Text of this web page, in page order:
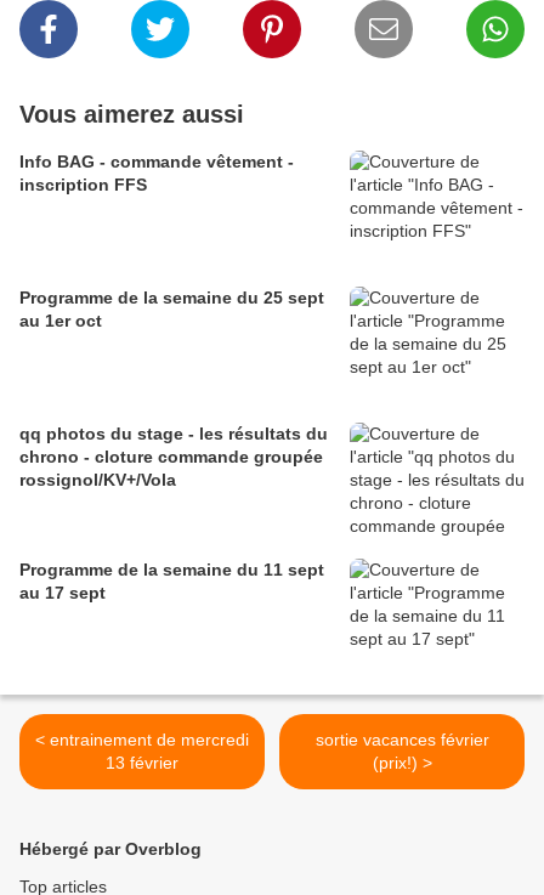
Vous aimerez aussi
Info BAG - commande vêtement -
inscription FFS
Programme de la semaine du 25 sept
au 1er oct
qq photos du stage - les résultats du
chrono - cloture commande groupée
rossignol/KV+/Vola
Programme de la semaine du 11 sept
au 17 sept
< entrainement de mercredi
13 février
sortie vacances février
(prix!) >
Hébergé par Overblog
Top articles